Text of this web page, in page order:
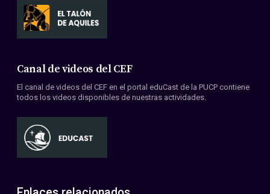
Canal de videos del CEF
El canal de videos del CEF en el portal eduCast de la PUCP contiene
todos los videos disponibles de nuestras actividades.